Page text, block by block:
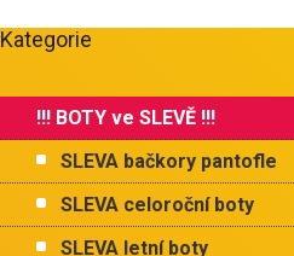
o
t
n
í
Přeskočit
Kategorie
!!! BOTY ve SLEVĚ !!!
SLEVA bačkory pantofle
SLEVA celoroční boty
SLEVA letní boty